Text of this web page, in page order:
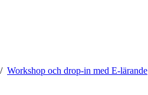
Workshop och drop-in med E-lärande